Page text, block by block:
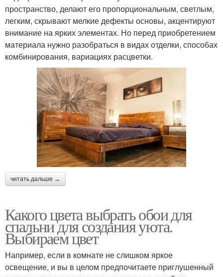
пространство, делают его пропорциональным, светлым,
легким, скрывают мелкие дефекты основы, акцентируют
внимание на ярких элементах. Но перед приобретением
материала нужно разобраться в видах отделки, способах
комбинирования, вариациях расцветки.
читать дальше →
Какого цвета выбрать обои для
спальни для создания уюта.
Выбираем цвет
Например, если в комнате не слишком яркое
освещение, и вы в целом предпочитаете приглушенный